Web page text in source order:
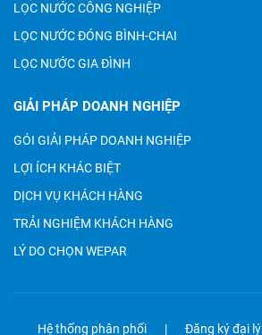
LỌC NƯỚC CÔNG NGHIỆP
LỌC NƯỚC ĐÓNG BÌNH-CHAI
LỌC NƯỚC GIA ĐÌNH
GIẢI PHÁP DOANH NGHIỆP
GÓI GIẢI PHÁP DOANH NGHIỆP
LỢI ÍCH KHÁC BIỆT
DỊCH VỤ KHÁCH HÀNG
TRẢI NGHIỆM KHÁCH HÀNG
LÝ DO CHỌN WEPAR
Hệ thống phân phối Đăng ký đại lý